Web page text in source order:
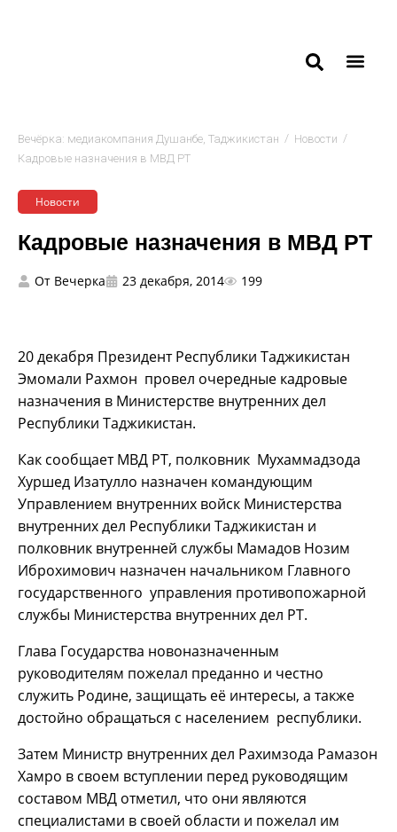
Вечёрка: медиакомпания Душанбе, Таджикистан / Новости /
Кадровые назначения в МВД РТ
Новости
Кадровые назначения в МВД РТ
От Вечерка 23 декабря, 2014 199
20 декабря Президент Республики Таджикистан
Эмомали Рахмон провел очередные кадровые
назначения в Министерстве внутренних дел
Республики Таджикистан.
Как сообщает МВД РТ, полковник Мухаммадзода
Хуршед Изатулло назначен командующим
Управлением внутренних войск Министерства
внутренних дел Республики Таджикистан и
полковник внутренней службы Мамадов Нозим
Иброхимович назначен начальником Главного
государственного управления противопожарной
службы Министерства внутренних дел РТ.
Глава Государства новоназначенным
руководителям пожелал преданно и честно
служить Родине, защищать её интересы, а также
достойно обращаться с населением республики.
Затем Министр внутренних дел Рахимзода Рамазон
Хамро в своем вступлении перед руководящим
составом МВД отметил, что они являются
специалистами в своей области и пожелал им